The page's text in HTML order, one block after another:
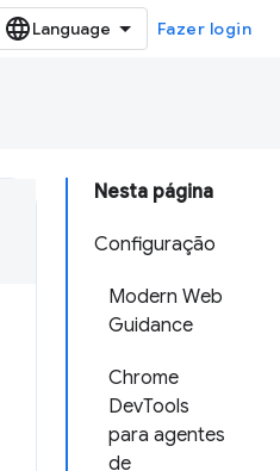
Fazer login
Nesta página
Configuração
Modern Web
Guidance
Chrome
DevTools
para agentes
de